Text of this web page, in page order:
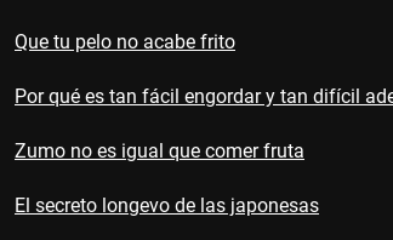
Que tu pelo no acabe frito
Por qué es tan fácil engordar y tan difícil
Zumo no es igual que comer fruta
El secreto longevo de las japonesas